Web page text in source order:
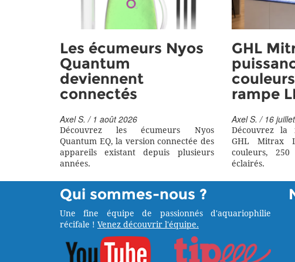
Les écumeurs Nyos
Quantum
deviennent
connectés
Axel S. / 1 août 2026
Découvrez les écumeurs Nyos
Quantum EQ, la version connectée des
appareils existant depuis plusieurs
années.
GHL
rampe
Axel S. / 16
Découvrez la
GHL Mitrax
couleurs,
éclairés.
Qui sommes-nous ?
Une fine équipe de passionnés d'aquariophilie
récifale ! Venez découvrir l'équipe.